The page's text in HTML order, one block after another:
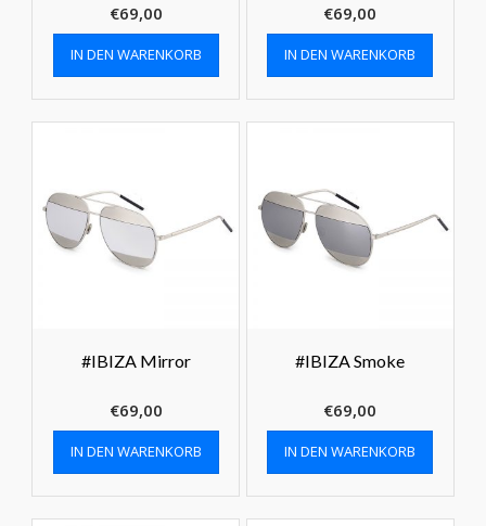
€69,00
IN DEN WARENKORB
€69,00
IN DEN WARENKORB
#IBIZA Mirror
€69,00
IN DEN WARENKORB
#IBIZA Smoke
€69,00
IN DEN WARENKORB